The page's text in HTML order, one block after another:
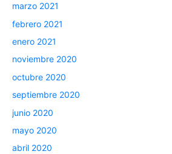
marzo 2021
febrero 2021
enero 2021
noviembre 2020
octubre 2020
septiembre 2020
junio 2020
mayo 2020
abril 2020